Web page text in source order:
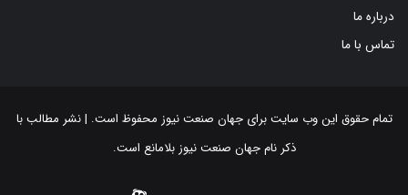
درباره ما
تماس با ما
تمام حقوق این وب سایت برای جهان صنعت نیوز محفوظ است. | نشر مطالب با
ذکر نام جهان صنعت نیوز بلامانع است.